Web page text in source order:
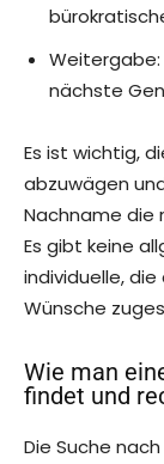
nächste
Es ist wichtig,
abzuwägen
Nachname die
Es gibt keine
individuelle,
Wünsche
Wie man
findet und
Die Suche